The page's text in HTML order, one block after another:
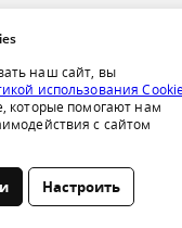
ваше внимание на то,
офертой,
подробной
по телефону или
наш сайт, вы
использования
которые помогают нам
с сайтом
Настроить